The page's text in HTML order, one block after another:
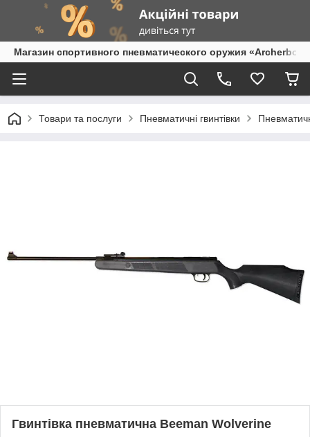
Магазин спортивного пневматического оружия
Товари та послуги Пневматичні гвинтівки
Гвинтівка пневматична Beeman Wolverine